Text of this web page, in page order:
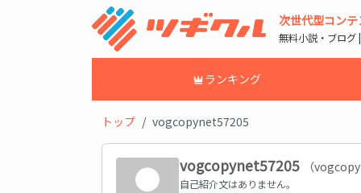
次世代型コン
無料小説・ブログ
ランキング
トップ vogcopynet57205
vogcopynet57205 （
自己紹介文はありません。